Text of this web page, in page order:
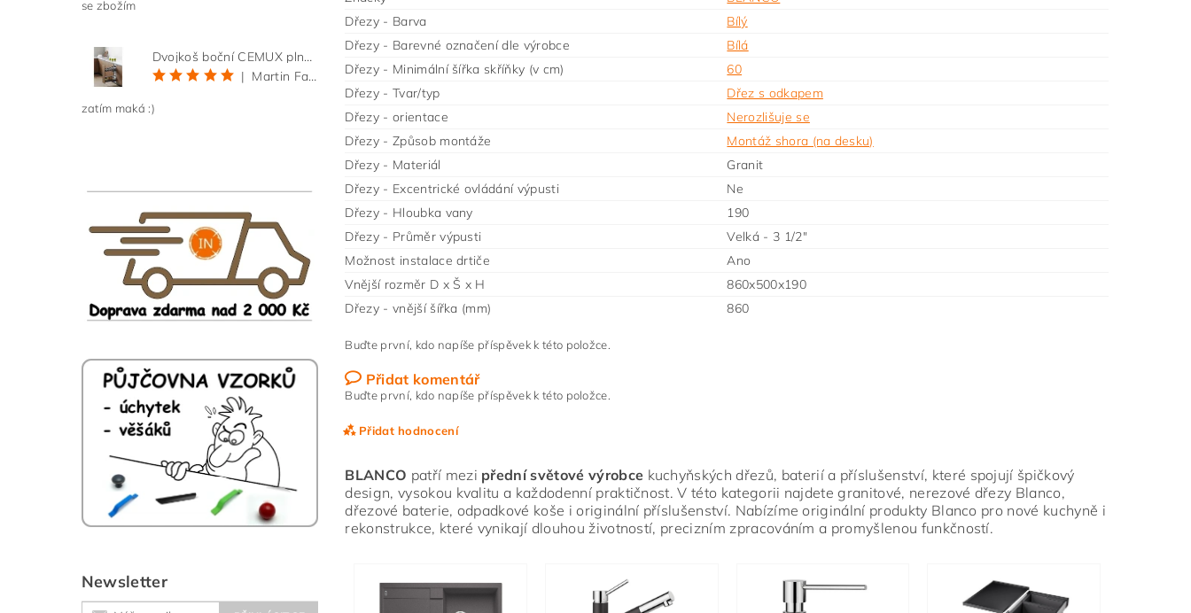
se zbožím
Dvojkoš boční CEMUX plné dno 3D, s tlumením antracit 200 mm
|
Martin Faltus
zatím maká :)
Newsletter
Dřezy - Barva
Bílý
Dřezy - Barevné označení dle výrobce
Bílá
Dřezy - Minimální šířka skříňky (v cm)
60
Dřezy - Tvar/typ
Dřez s odkapem
Dřezy - orientace
Nerozlišuje se
Dřezy - Způsob montáže
Montáž shora (na desku)
Dřezy - Materiál
Granit
Dřezy - Excentrické ovládání výpusti
Ne
Dřezy - Hloubka vany
190
Dřezy - Průměr výpusti
Velká - 3 1/2"
Možnost instalace drtiče
Ano
Vnější rozměr D x Š x H
860x500x190
Dřezy - vnější šířka (mm)
860
Buďte první, kdo napíše příspěvek k této položce.
Přidat komentář
Buďte první, kdo napíše příspěvek k této položce.
Přidat hodnocení
BLANCO patří mezi přední světové výrobce kuchyňských dřezů, baterií a příslušenství, které spojují špičkový
design, vysokou kvalitu a každodenní praktičnost. V této kategorii najdete granitové, nerezové dřezy Blanco,
dřezové baterie, odpadkové koše i originální příslušenství. Nabízíme originální produkty Blanco pro nové kuchyně i
rekonstrukce, které vynikají dlouhou životností, precizním zpracováním a promyšlenou funkčností.